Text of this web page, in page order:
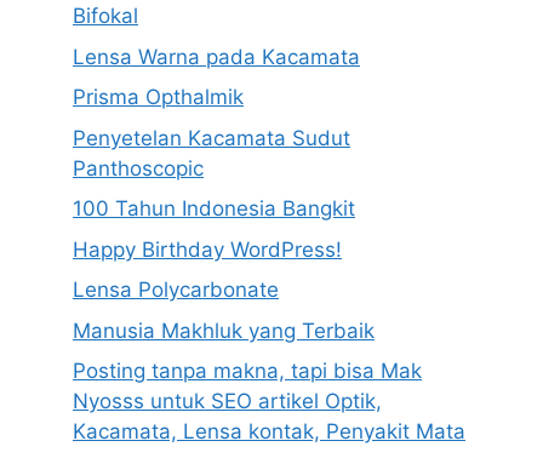
Bifokal
Lensa Warna pada Kacamata
Prisma Opthalmik
Penyetelan Kacamata Sudut
Panthoscopic
100 Tahun Indonesia Bangkit
Happy Birthday WordPress!
Lensa Polycarbonate
Manusia Makhluk yang Terbaik
Posting tanpa makna, tapi bisa Mak
Nyosss untuk SEO artikel Optik,
Kacamata, Lensa kontak, Penyakit Mata